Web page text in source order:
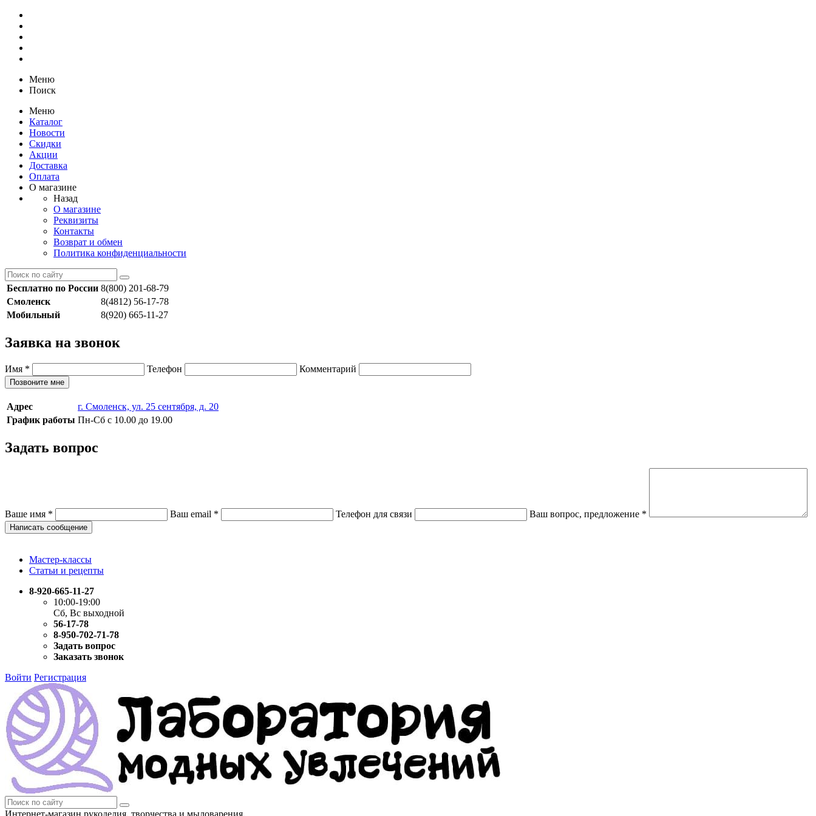
Меню
Поиск
Меню
Каталог
Новости
Скидки
Акции
Доставка
Оплата
О магазине
Назад
О магазине
Реквизиты
Контакты
Возврат и обмен
Политика конфиденциальности
Бесплатно по России 8(800) 201-68-79
Смоленск
8(4812) 56-17-78
Мобильный
8(920) 665-11-27
Заявка на звонок
Имя * Телефон Комментарий
Позвоните мне
Адрес
г. Смоленск, ул. 25 сентября, д. 20
График работы Пн-Сб с 10.00 до 19.00
Задать вопрос
Ваше имя * Ваш email * Телефон для связи Ваш вопрос, предложение *
Написать сообщение
Мастер-классы
Статьи и рецепты
8-920-665-11-27
10:00-19:00
Сб, Вс выходной
56-17-78
8-950-702-71-78
Задать вопрос
Заказать звонок
Войти Регистрация
Интернет-магазин рукоделия, творчества и мыловарения.